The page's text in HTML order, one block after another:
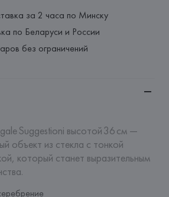
за 2 часа по Минску
по Беларуси и России
без ограничений
Suggestioni высотой 36 см —
объект из стекла с тонкой
который станет выразительным